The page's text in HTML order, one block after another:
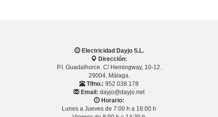
Electricidad Dayjo S.L.
Dirección:
P.I. Guadalhorce. C/ Hemingway, 10-12.
29004, Málaga.
Tlfno.: 952 038 178
Email: dayjo@dayjo.net
Horario:
Lunes a Jueves de 7:00 h a 18:00 h